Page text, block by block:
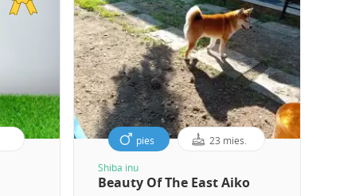
pies 23 mies.
Shiba inu
Beauty Of The East Aiko